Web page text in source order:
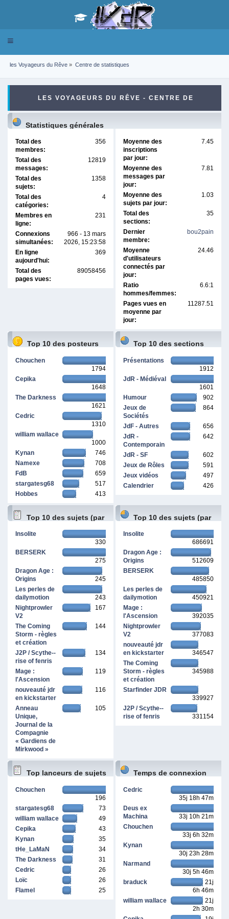
Toggle
les Voyageurs du Rêve » Centre de statistiques
LES VOYAGEURS DU RÊVE - CENTRE DE
STATISTIQUES
Statistiques générales
Total des
membres:
356
Total des
messages:
12819
Total des
sujets:
1358
Total des
catégories:
4
Membres en
ligne:
231
Connexions
simultanées:
966 - 13 mars
2026, 15:23:58
En ligne
aujourd'hui:
369
Total des
pages vues:
89058456
Moyenne des
inscriptions
par jour:
7.45
Moyenne des
messages par
jour:
7.81
Moyenne des
sujets par jour:
1.03
Total des
sections:
35
Dernier
membre:
bou2pain
Moyenne
d'utilisateurs
connectés par
jour:
24.46
Ratio
hommes/femmes:
6.6:1
Pages vues en
moyenne par
jour:
11287.51
Top 10 des posteurs
Chouchen
1794
Cepika
1648
The Darkness
1621
Cedric
1310
william wallace
1000
Kynan
746
Namexe
708
FdB
659
stargatesg68
517
Hobbes
413
Top 10 des sections
Présentations
1912
JdR - Médiéval
1601
Humour
902
Jeux de
Sociétés
864
JdF - Autres
656
JdR -
Contemporain
642
JdR - SF
602
Jeux de Rôles
591
Jeux vidéos
497
Calendrier
426
Top 10 des sujets (par
Insolite
330
BERSERK
275
Dragon Age :
Origins
245
Les perles de
dailymotion
243
Nightprowler
V2
167
The Coming
Storm - règles
et création
144
J2P / Scythe--
rise of fenris
134
Mage :
l'Ascension
119
nouveauté jdr
en kickstarter
116
Anneau
Unique,
Journal de la
Compagnie
« Gardiens de
Mirkwood »
105
Top 10 des sujets (par
Insolite
686691
Dragon Age :
Origins
512609
BERSERK
485850
Les perles de
dailymotion
450921
Mage :
l'Ascension
392035
Nightprowler
V2
377083
nouveauté jdr
en kickstarter
346547
The Coming
Storm - règles
et création
345988
Starfinder JDR
339927
J2P / Scythe--
rise of fenris
331154
Top lanceurs de sujets
Chouchen
196
stargatesg68
73
william wallace
49
Cepika
43
Kynan
35
tHe_LaMaN
34
The Darkness
31
Cedric
26
Loïc
26
Flamel
25
Temps de connexion
Cedric
35j 18h 47m
Deus ex
Machina
33j 10h 21m
Chouchen
33j 6h 32m
Kynan
30j 23h 28m
Narmand
30j 5h 46m
braduck
21j
6h 46m
william wallace
21j
2h 30m